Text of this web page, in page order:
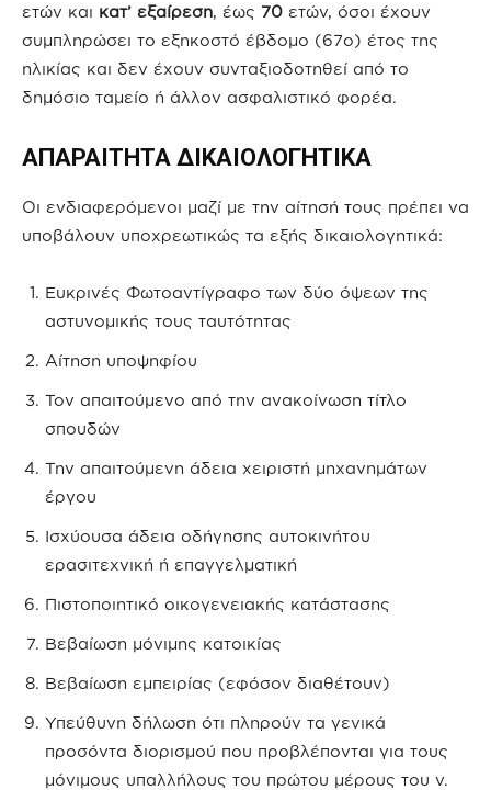
ετών και κατ’ εξαίρεση, έως 70 ετών, όσοι έχουν
συμπληρώσει το εξηκοστό έβδομο (67ο) έτος της
ηλικίας και δεν έχουν συνταξιοδοτηθεί από το
δημόσιο ταμείο ή άλλον ασφαλιστικό φορέα.
ΑΠΑΡΑΙΤΗΤΑ ΔΙΚΑΙΟΛΟΓΗΤΙΚΑ
Οι ενδιαφερόμενοι μαζί με την αίτησή τους πρέπει να
υποβάλουν υποχρεωτικώς τα εξής δικαιολογητικά:
Ευκρινές Φωτοαντίγραφο των δύο όψεων της
αστυνομικής τους ταυτότητας
Αίτηση υποψηφίου
Τον απαιτούμενο από την ανακοίνωση τίτλο
σπουδών
Την απαιτούμενη άδεια χειριστή μηχανημάτων
έργου
Ισχύουσα άδεια οδήγησης αυτοκινήτου
ερασιτεχνική ή επαγγελματική
Πιστοποιητικό οικογενειακής κατάστασης
Βεβαίωση μόνιμης κατοικίας
Βεβαίωση εμπειρίας (εφόσον διαθέτουν)
Υπεύθυνη δήλωση ότι πληρούν τα γενικά
προσόντα διορισμού που προβλέπονται για τους
μόνιμους υπαλλήλους του πρώτου μέρους του ν.